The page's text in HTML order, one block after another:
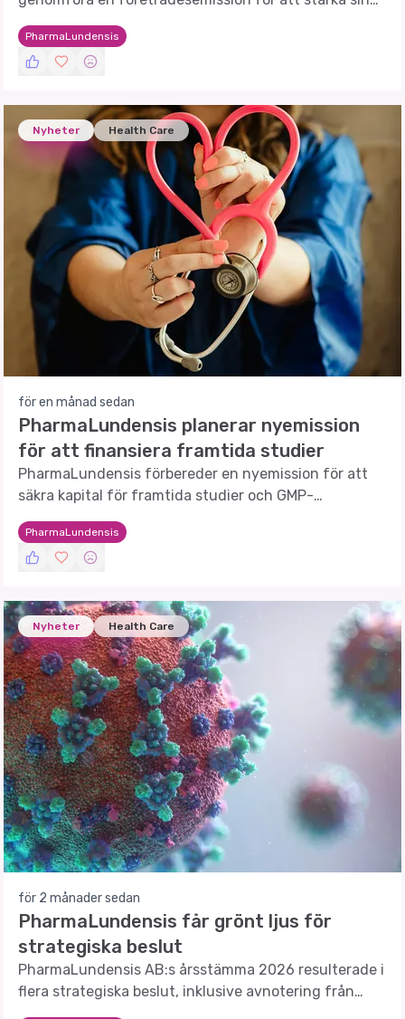
finansiella ställning och stödja framtida projekt.
PharmaLundensis
Nyheter Health Care
för en månad sedan
PharmaLundensis planerar nyemission
för att finansiera framtida studier
PharmaLundensis förbereder en nyemission för att
säkra kapital för framtida studier och GMP-
produktion.
PharmaLundensis
Nyheter Health Care
för 2 månader sedan
PharmaLundensis får grönt ljus för
strategiska beslut
PharmaLundensis AB:s årsstämma 2026 resulterade i
flera strategiska beslut, inklusive avnotering från
Spotlight Stock Market.